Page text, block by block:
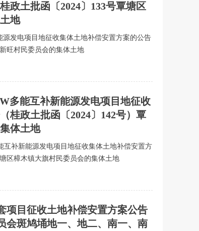
政土批函〔2024〕133号覃塘区
地
发电项目地征收集体土地补偿安置方案的公告
旺村民委员会的集体土地
多能互补新能源发电项目地征收
桂政土批函〔2024〕142号）覃
体土地
互补新能源发电项目地征收集体土地补偿安置方
区樟木镇大旗村民委员会的集体土地
项目征收土地补偿安置方案公告
会斑鸠埇地一、地二、南一、南